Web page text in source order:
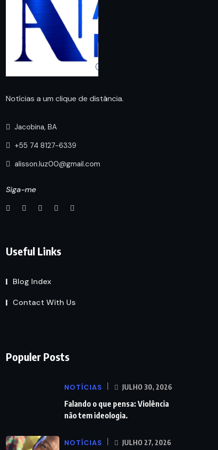
Notícias a um clique de distância.
Jacobina, BA
+55 74 8127-6339
alisson.luz00@gmail.com
Siga-me
Useful Links
Blog Index
Contact With Us
Populer Posts
NOTÍCIAS JULHO 30, 2026
Falando o que pensa: Violência
não tem ideologia.
NOTÍCIAS JULHO 27, 2026